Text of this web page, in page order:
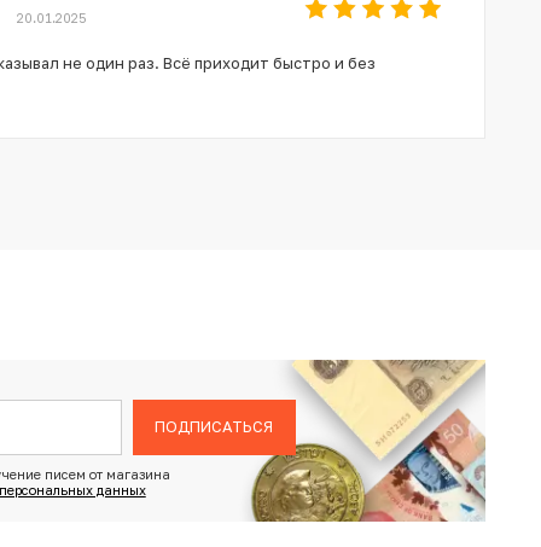
20.01.2025
не один раз. Всё приходит быстро и без
ПОДПИСАТЬСЯ
писем от магазина
данных